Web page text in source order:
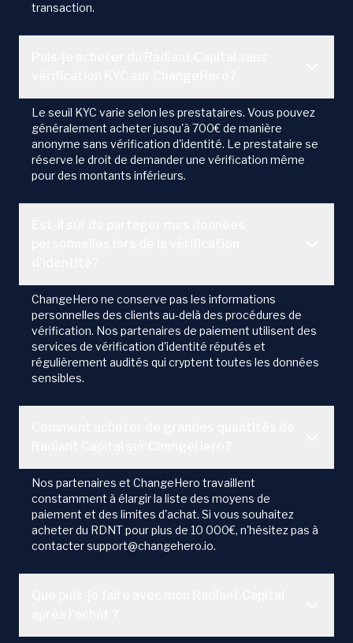
transaction.
Le seuil KYC varie selon les prestataires. Vous pouvez
généralement acheter jusqu'à 700€ de manière
anonyme sans vérification d'identité. Le prestataire se
réserve le droit de demander une vérification même
pour des montants inférieurs.
ChangeHero ne conserve pas les informations
personnelles des clients au-delà des procédures de
vérification. Nos partenaires de paiement utilisent des
services de vérification d'identité réputés et
régulièrement audités qui cryptent toutes les données
sensibles.
Nos partenaires et ChangeHero travaillent
constamment à élargir la liste des moyens de
paiement et des limites d'achat. Si vous souhaitez
acheter du RDNT pour plus de 10 000€, n'hésitez pas à
contacter support@changehero.io.